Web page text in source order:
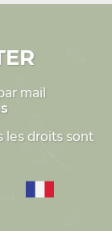
mail
les droits sont